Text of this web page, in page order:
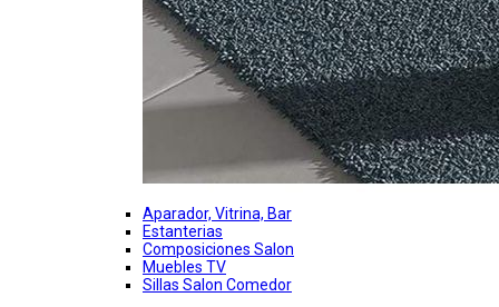
Aparador, Vitrina, Bar
Estanterias
Composiciones Salon
Muebles TV
Sillas Salon Comedor